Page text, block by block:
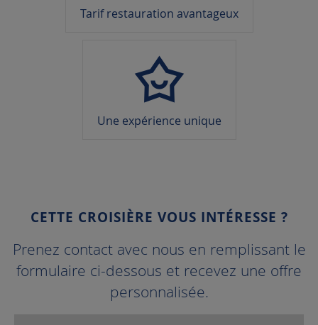
Tarif restauration avantageux
Une expérience unique
CETTE CROISIÈRE VOUS INTÉRESSE ?
Prenez contact avec nous en remplissant le
formulaire ci-dessous et recevez une offre
personnalisée.